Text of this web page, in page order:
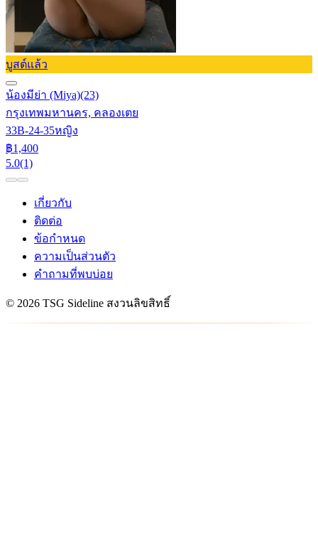
บูสต์แล้ว
น้องมีย่า (Miya)(23)
กรุงเทพมหานคร, คลองเตย
33B-24-35หญิง
฿1,400
5.0(1)
เกี่ยวกับ
ติดต่อ
ข้อกำหนด
ความเป็นส่วนตัว
คำถามที่พบบ่อย
© 2026 TSG Sideline สงวนลิขสิทธิ์